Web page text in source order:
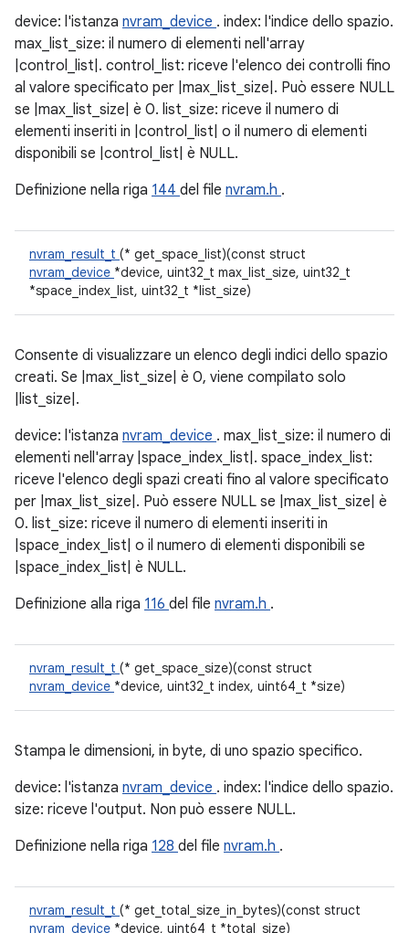
device: l'istanza nvram_device . index: l'indice dello spazio.
max_list_size: il numero di elementi nell'array
|control_list|. control_list: riceve l'elenco dei controlli fino
al valore specificato per |max_list_size|. Può essere NULL
se |max_list_size| è 0. list_size: riceve il numero di
elementi inseriti in |control_list| o il numero di elementi
disponibili se |control_list| è NULL.
Definizione nella riga 144 del file nvram.h .
nvram_result_t (* get_space_list)(const struct
nvram_device *device, uint32_t max_list_size, uint32_t
*space_index_list, uint32_t *list_size)
Consente di visualizzare un elenco degli indici dello spazio
creati. Se |max_list_size| è 0, viene compilato solo
|list_size|.
device: l'istanza nvram_device . max_list_size: il numero di
elementi nell'array |space_index_list|. space_index_list:
riceve l'elenco degli spazi creati fino al valore specificato
per |max_list_size|. Può essere NULL se |max_list_size| è
0. list_size: riceve il numero di elementi inseriti in
|space_index_list| o il numero di elementi disponibili se
|space_index_list| è NULL.
Definizione alla riga 116 del file nvram.h .
nvram_result_t (* get_space_size)(const struct
nvram_device *device, uint32_t index, uint64_t *size)
Stampa le dimensioni, in byte, di uno spazio specifico.
device: l'istanza nvram_device . index: l'indice dello spazio.
size: riceve l'output. Non può essere NULL.
Definizione nella riga 128 del file nvram.h .
nvram_result_t (* get_total_size_in_bytes)(const struct
nvram_device *device, uint64_t *total_size)